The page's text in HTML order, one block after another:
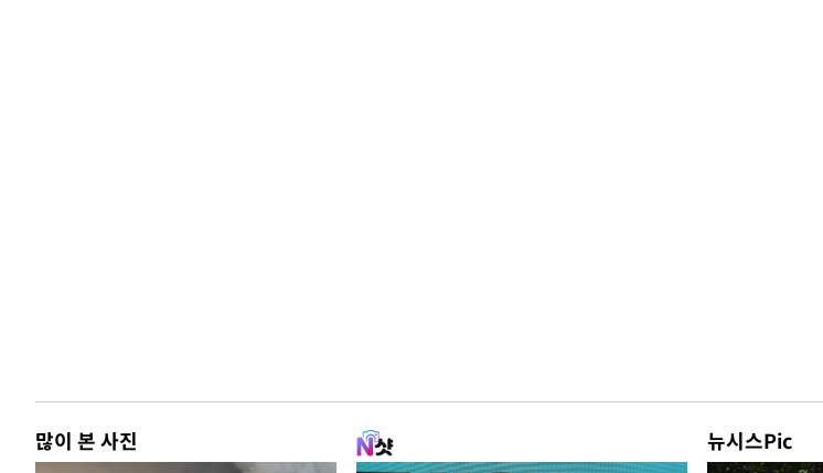
많이 본 사진 뉴시스Pic